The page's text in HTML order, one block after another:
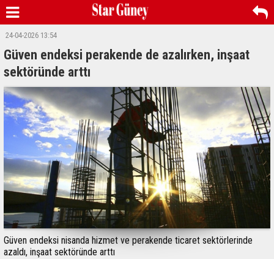
24-04-2026 13:54
Güven endeksi perakende de azalırken, inşaat
sektöründe arttı
Güven endeksi nisanda hizmet ve perakende ticaret sektörlerinde
azaldı, inşaat sektöründe arttı